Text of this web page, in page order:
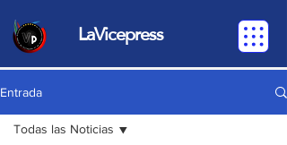
LaVicepress
Entrada
Todas las Noticias